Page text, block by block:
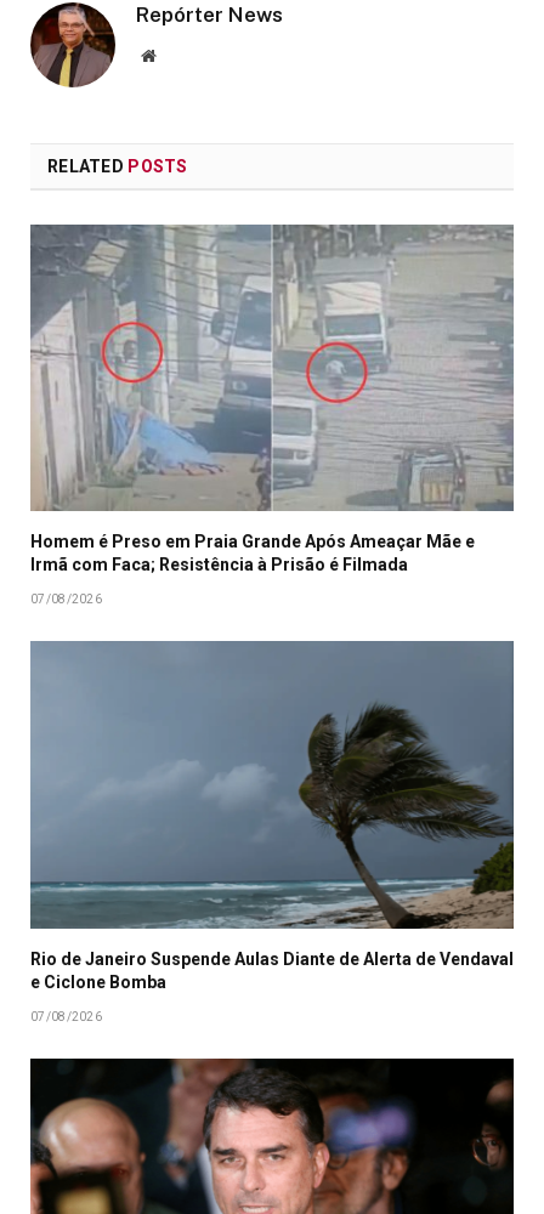
Repórter News
Website
RELATED POSTS
Homem é Preso em Praia Grande Após Ameaçar Mãe e
Irmã com Faca; Resistência à Prisão é Filmada
07/08/2026
Rio de Janeiro Suspende Aulas Diante de Alerta de Vendaval
e Ciclone Bomba
07/08/2026